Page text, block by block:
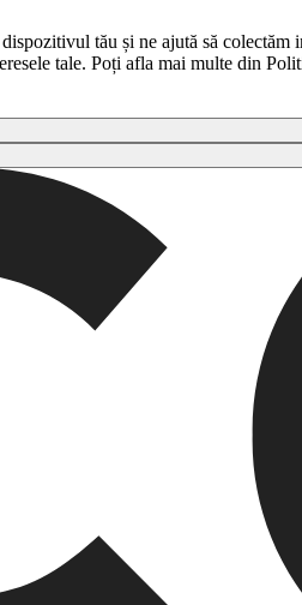
tău și ne ajută să
tale. Poți afla mai multe din